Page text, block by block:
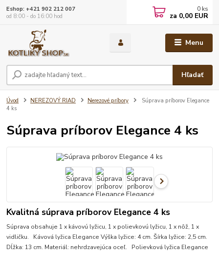
Menu
Hľadať
Eshop: +421 902 212 007
od 8:00 - do 16:00 hod
0 ks
za 0,00 EUR
Úvod NEREZOVÝ RIAD Nerezové príbory
Súprava príborov Elegance
4 ks
Súprava príborov Elegance 4 ks
Kvalitná súprava príborov Elegance 4 ks
Súprava obsahuje 1 x kávovú lyžicu, 1 x polievkovú lyžicu, 1 x nôž, 1 x
vidličku. Kávová lyžica Elegance Výška lyžice: 4 cm. Šírka lyžice: 2,5 cm.
Dĺžka: 13 cm. Materiál: nehrdzavejúca oceľ. Polievková lyžica Elegance